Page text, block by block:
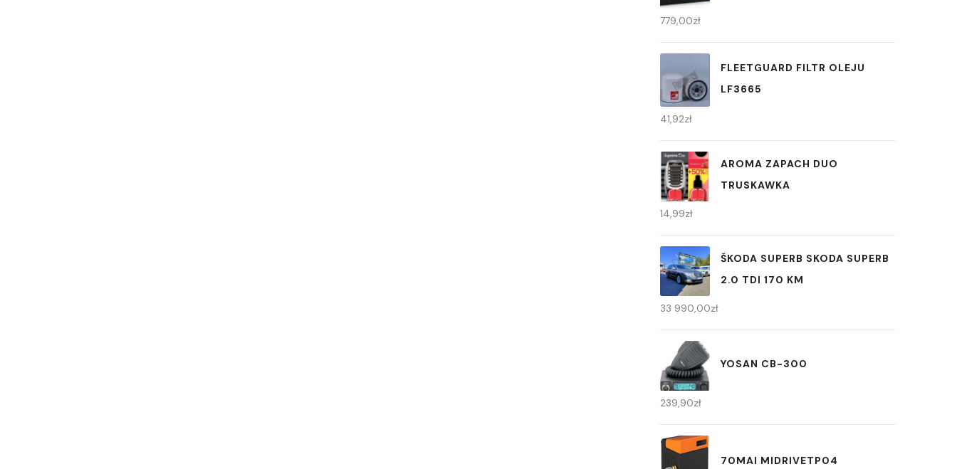
779,00zł
FLEETGUARD FILTR OLEJU
LF3665
41,92zł
AROMA ZAPACH DUO
TRUSKAWKA
14,99zł
ŠKODA SUPERB SKODA SUPERB
2.0 TDI 170 KM
33 990,00zł
YOSAN CB-300
239,90zł
70MAI MIDRIVETP04